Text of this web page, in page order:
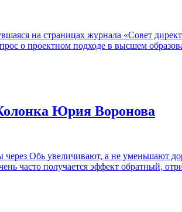
на страницах журнала «Совет
о проектном подходе в высшем
Юрия Воронова
Обь увеличивают, а не уменьшают
часто получается эффект обратный,